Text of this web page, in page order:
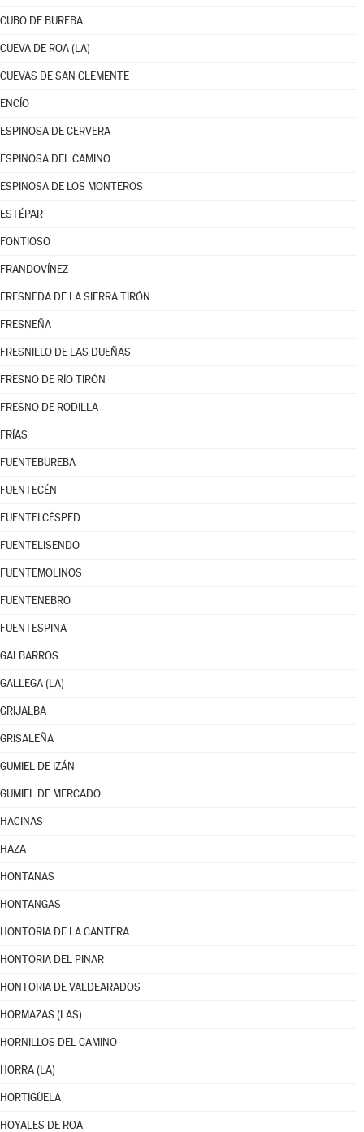
CUBO DE BUREBA
CUEVA DE ROA (LA)
CUEVAS DE SAN CLEMENTE
ENCÍO
ESPINOSA DE CERVERA
ESPINOSA DEL CAMINO
ESPINOSA DE LOS MONTEROS
ESTÉPAR
FONTIOSO
FRANDOVÍNEZ
FRESNEDA DE LA SIERRA TIRÓN
FRESNEÑA
FRESNILLO DE LAS DUEÑAS
FRESNO DE RÍO TIRÓN
FRESNO DE RODILLA
FRÍAS
FUENTEBUREBA
FUENTECÉN
FUENTELCÉSPED
FUENTELISENDO
FUENTEMOLINOS
FUENTENEBRO
FUENTESPINA
GALBARROS
GALLEGA (LA)
GRIJALBA
GRISALEÑA
GUMIEL DE IZÁN
GUMIEL DE MERCADO
HACINAS
HAZA
HONTANAS
HONTANGAS
HONTORIA DE LA CANTERA
HONTORIA DEL PINAR
HONTORIA DE VALDEARADOS
HORMAZAS (LAS)
HORNILLOS DEL CAMINO
HORRA (LA)
HORTIGÜELA
HOYALES DE ROA